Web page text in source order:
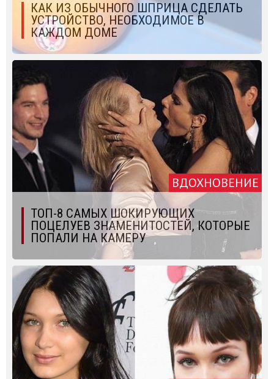
КАК ИЗ ОБЫЧНОГО ШПРИЦА СДЕЛАТЬ
УСТРОЙСТВО, НЕОБХОДИМОЕ В
КАЖДОМ ДОМЕ
ВДОХНОВЕНИЕ
ТОП-8 САМЫХ ШОКИРУЮЩИХ
ПОЦЕЛУЕВ ЗНАМЕНИТОСТЕЙ, КОТОРЫЕ
ПОПАЛИ НА КАМЕРУ